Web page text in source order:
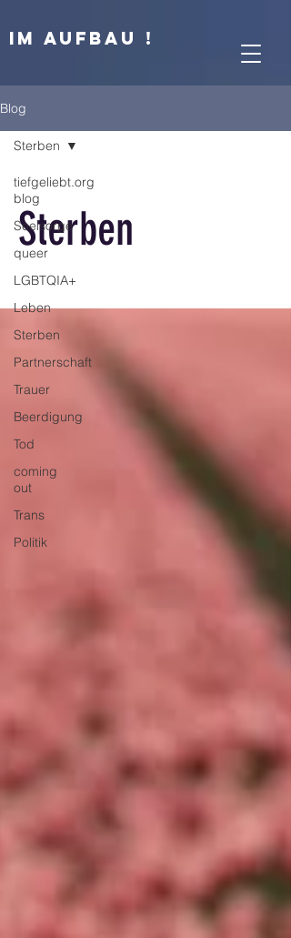
IM AUFBAU !
Blog
tiefgeliebt.org
blog
Seelsorge
queer
LGBTQIA+
Leben
Sterben
Partnerschaft
Trauer
Beerdigung
Tod
coming
out
Trans
Politik
Sterben
Sterben